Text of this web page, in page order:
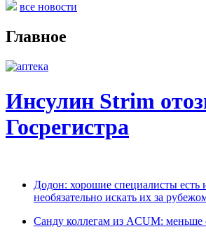
все новости
Главное
Инсулин Strim
Госрегистра
Додон: хорошие специалисты есть
необязательно искать их за
Санду коллегам из ACUM: меньше